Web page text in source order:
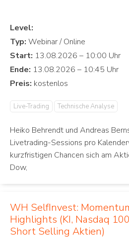
Level:
Typ:
Start:
Ende:
Preis:
Live-Trading Technische Analyse
Heiko Behrendt und Andreas
Livetrading-Sessions pro
kurzfristigen Chancen sich am
Dow,
WH SelfInvest:
Highlights (KI, Nasdaq
Short Selling Aktien)